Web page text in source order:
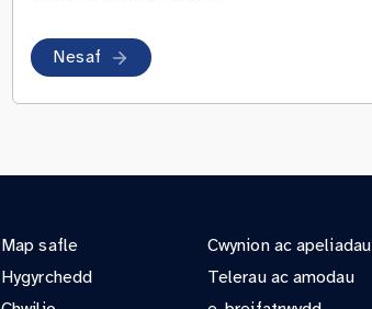
Nesaf
Map safle
Hygyrchedd
Cwynion ac apeliadau
Telerau ac amodau